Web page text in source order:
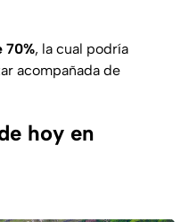
70%, la cual podría
acompañada de
hoy en